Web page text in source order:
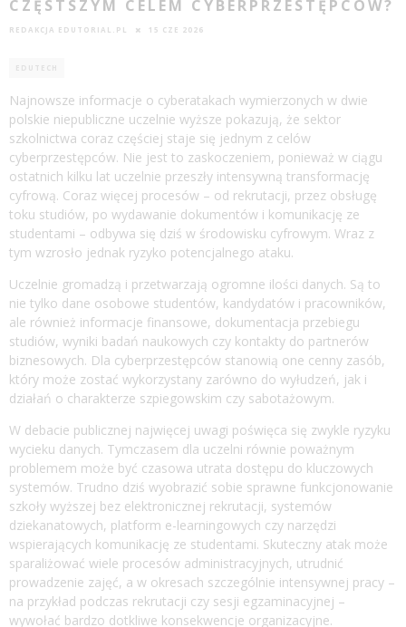
CZĘSTSZYM CELEM CYBERPRZESTĘPCÓW?
REDAKCJA EDUTORIAL.PL 15 CZE 2026
EDUTECH
Najnowsze informacje o cyberatakach wymierzonych w dwie
polskie niepubliczne uczelnie wyższe pokazują, że sektor
szkolnictwa coraz częściej staje się jednym z celów
cyberprzestępców. Nie jest to zaskoczeniem, ponieważ w ciągu
ostatnich kilku lat uczelnie przeszły intensywną transformację
cyfrową. Coraz więcej procesów – od rekrutacji, przez obsługę
toku studiów, po wydawanie dokumentów i komunikację ze
studentami – odbywa się dziś w środowisku cyfrowym. Wraz z
tym wzrosło jednak ryzyko potencjalnego ataku.
Uczelnie gromadzą i przetwarzają ogromne ilości danych. Są to
nie tylko dane osobowe studentów, kandydatów i pracowników,
ale również informacje finansowe, dokumentacja przebiegu
studiów, wyniki badań naukowych czy kontakty do partnerów
biznesowych. Dla cyberprzestępców stanowią one cenny zasób,
który może zostać wykorzystany zarówno do wyłudzeń, jak i
działań o charakterze szpiegowskim czy sabotażowym.
W debacie publicznej najwięcej uwagi poświęca się zwykle ryzyku
wycieku danych. Tymczasem dla uczelni równie poważnym
problemem może być czasowa utrata dostępu do kluczowych
systemów. Trudno dziś wyobrazić sobie sprawne funkcjonowanie
szkoły wyższej bez elektronicznej rekrutacji, systemów
dziekanatowych, platform e-learningowych czy narzędzi
wspierających komunikację ze studentami. Skuteczny atak może
sparaliżować wiele procesów administracyjnych, utrudnić
prowadzenie zajęć, a w okresach szczególnie intensywnej pracy –
na przykład podczas rekrutacji czy sesji egzaminacyjnej –
wywołać bardzo dotkliwe konsekwencje organizacyjne.